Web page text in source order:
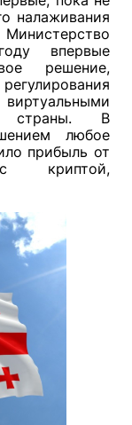
налаживания
впервые
решение,
страны. В
любое
прибыль от
криптой,